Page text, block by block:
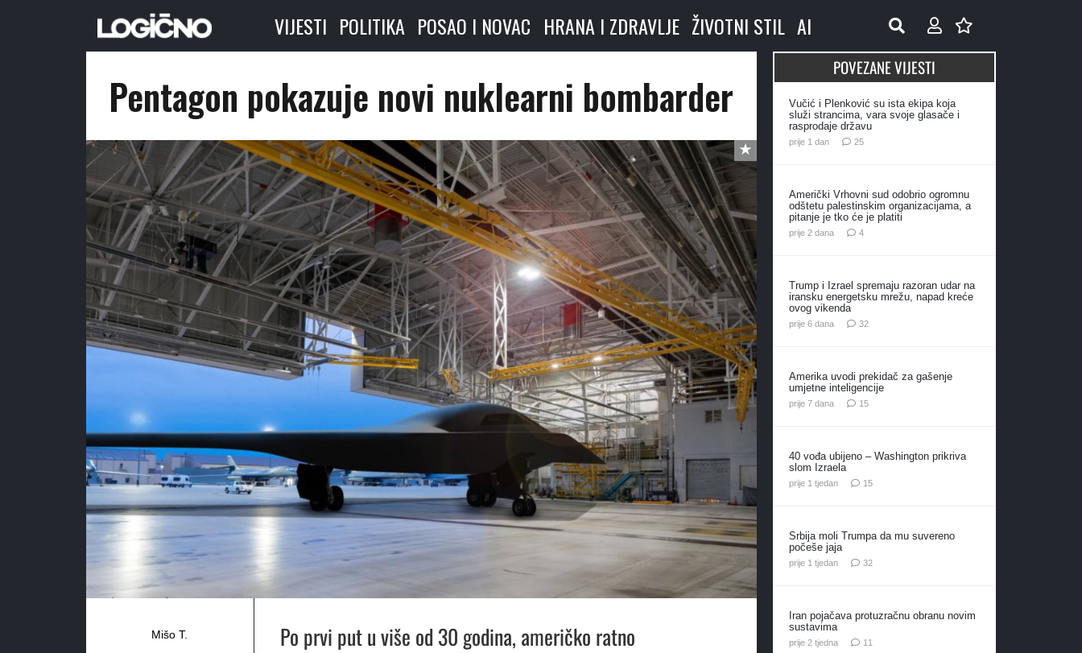
VIJESTI POLITIKA POSAO I NOVAC HRANA I ZDRAVLJE ŽIVOTNI STIL AI
Pentagon pokazuje novi nuklearni bombarder
Mišo T. Po prvi put u više od 30 godina, američko ratno
POVEZANE VIJESTI
Vučić i Plenković su ista ekipa koja
služi strancima, vara svoje glasače i
rasprodaje državu
prije 1 dan 25komentara
Američki Vrhovni sud odobrio ogromnu
odštetu palestinskim organizacijama, a
pitanje je tko će je platiti
prije 2 dana 4komentara
Trump i Izrael spremaju razoran udar na
iransku energetsku mrežu, napad kreće
ovog vikenda
prije 6 dana 32komentara
Amerika uvodi prekidač za gašenje
umjetne inteligencije
prije 7 dana 15komentara
40 vođa ubijeno – Washington prikriva
slom Izraela
prije 1 tjedan 15komentara
Srbija moli Trumpa da mu suvereno
počeše jaja
prije 1 tjedan 32komentara
Iran pojačava protuzračnu obranu novim
sustavima
prije 2 tjedna 11